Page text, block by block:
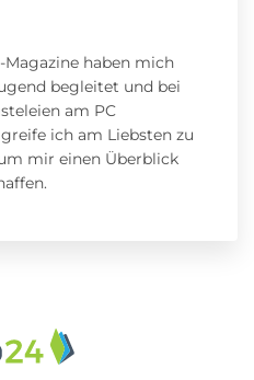
haben mich
begleitet und bei
am PC
ich am Liebsten zu
mir einen Überblick